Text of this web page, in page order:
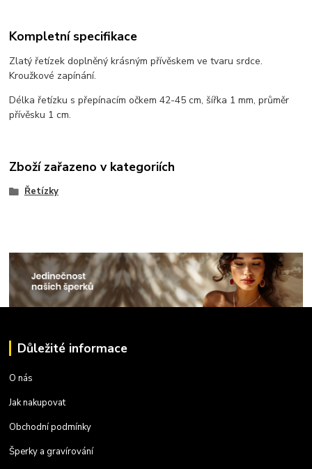
Kompletní specifikace
Zlatý řetízek doplněný krásným přívěskem ve tvaru srdce.
Kroužkové zapínání.
Délka řetízku s přepínacím očkem 42-45 cm, šířka 1 mm, průměr
přívěsku 1 cm.
Zboží zařazeno v kategoriích
Řetízky
Důležité informace
O nás
Jak nakupovat
Obchodní podmínky
Šperky a gravírování